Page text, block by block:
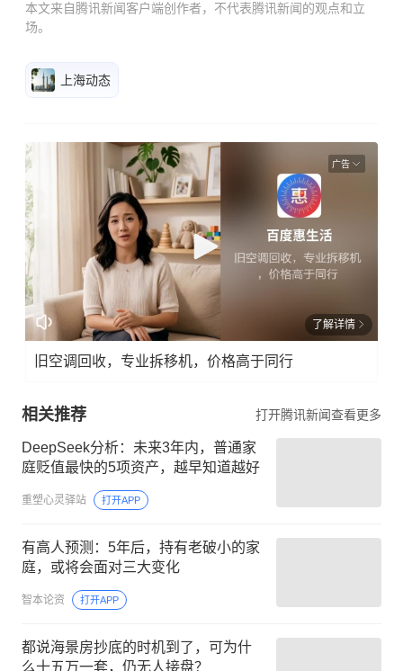
本文来自腾讯新闻客户端创作者，不代表腾讯新闻的观点和立
场。
上海动态
广告
了解详情
旧空调回收，专业拆移机，价格高于同行
相关推荐 打开腾讯新闻查看更多
DeepSeek分析：未来3年内，普通家
庭贬值最快的5项资产，越早知道越好
重塑心灵驿站 打开APP
有高人预测：5年后，持有老破小的家
庭，或将会面对三大变化
智本论资 打开APP
都说海景房抄底的时机到了，可为什
么十五万一套，仍无人接盘？